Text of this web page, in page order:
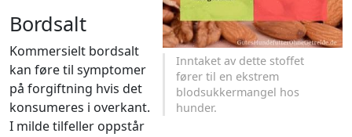
Inntaket av dette stoffet
fører til en ekstrem
blodsukkermangel hos
hunder.
Bordsalt
Kommersielt bordsalt
kan føre til symptomer
på forgiftning hvis det
konsumeres i overkant.
I milde tilfeller oppstår